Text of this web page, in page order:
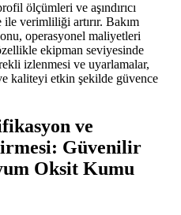
ölçümleri ve aşındırıcı
verimliliği artırır. Bakım
operasyonel maliyetleri
ekipman seviyesinde
izlenmesi ve uyarlamalar,
kaliteyi etkin şekilde güvence
ve
Güvenilir
Oksit Kumu